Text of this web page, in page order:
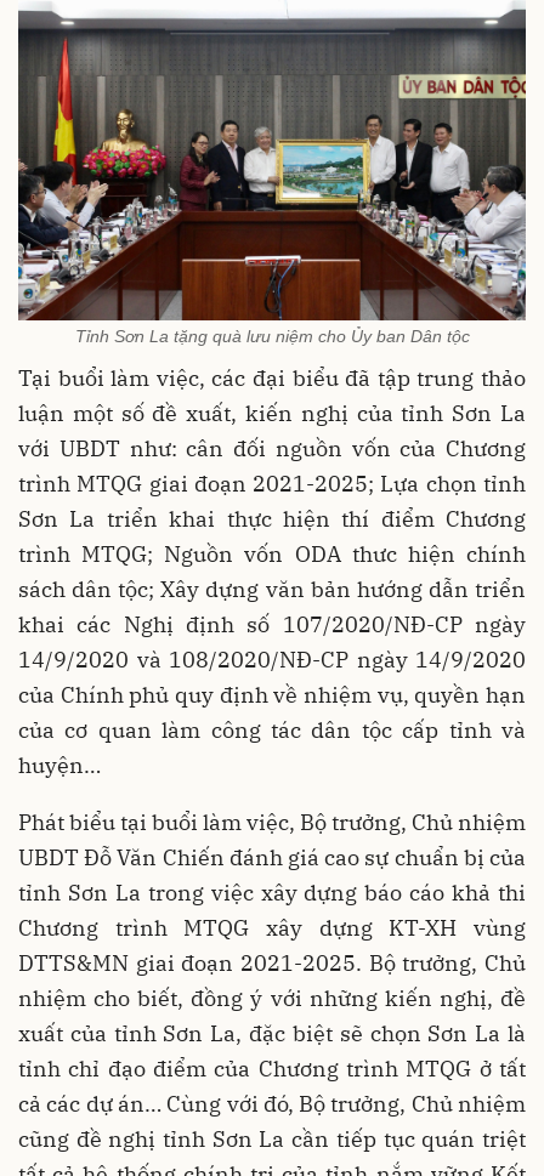
Tỉnh Sơn La tặng quà lưu niệm cho Ủy ban Dân tộc
Tại buổi làm việc, các đại biểu đã tập trung thảo
luận một số đề xuất, kiến nghị của tỉnh Sơn La
với UBDT như: cân đối nguồn vốn của Chương
trình MTQG giai đoạn 2021-2025; Lựa chọn tỉnh
Sơn La triển khai thực hiện thí điểm Chương
trình MTQG; Nguồn vốn ODA thưc hiện chính
sách dân tộc; Xây dựng văn bản hướng dẫn triển
khai các Nghị định số 107/2020/NĐ-CP ngày
14/9/2020 và 108/2020/NĐ-CP ngày 14/9/2020
của Chính phủ quy định về nhiệm vụ, quyền hạn
của cơ quan làm công tác dân tộc cấp tỉnh và
huyện…
Phát biểu tại buổi làm việc, Bộ trưởng, Chủ nhiệm
UBDT Đỗ Văn Chiến đánh giá cao sự chuẩn bị của
tỉnh Sơn La trong việc xây dựng báo cáo khả thi
Chương trình MTQG xây dựng KT-XH vùng
DTTS&MN giai đoạn 2021-2025. Bộ trưởng, Chủ
nhiệm cho biết, đồng ý với những kiến nghị, đề
xuất của tỉnh Sơn La, đặc biệt sẽ chọn Sơn La là
tỉnh chỉ đạo điểm của Chương trình MTQG ở tất
cả các dự án… Cùng với đó, Bộ trưởng, Chủ nhiệm
cũng đề nghị tỉnh Sơn La cần tiếp tục quán triệt